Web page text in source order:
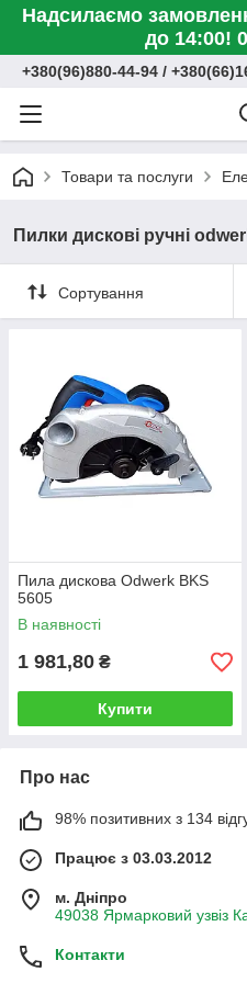
Надсилаємо
до 14:00!
+380(96)880-44-94 /
Товари та послуги
Пилки дискові ручні
Сортування
Пила дискова Odwerk BKS
5605
В наявності
1 981,80 ₴
Купити
Про нас
98% позитивних з 134
Працює з 03.03.2012
м. Дніпро
49038 Ярмарковий узвіз
Контакти